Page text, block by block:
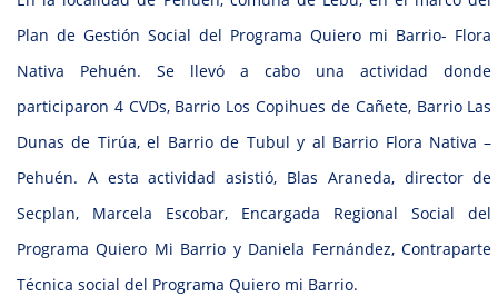
Plan de Gestión Social del Programa Quiero mi Barrio- Flora
Nativa Pehuén. Se llevó a cabo una actividad donde
participaron 4 CVDs, Barrio Los Copihues de Cañete, Barrio Las
Dunas de Tirúa, el Barrio de Tubul y al Barrio Flora Nativa –
Pehuén. A esta actividad asistió, Blas Araneda, director de
Secplan, Marcela Escobar, Encargada Regional Social del
Programa Quiero Mi Barrio y Daniela Fernández, Contraparte
Técnica social del Programa Quiero mi Barrio.